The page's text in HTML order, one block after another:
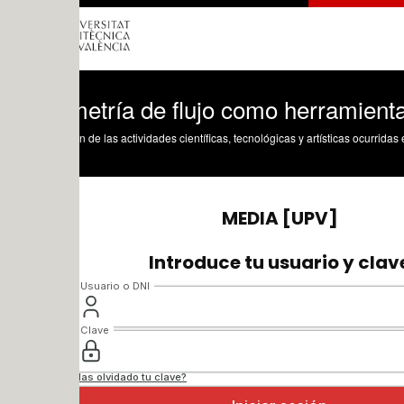
de flujo como herramienta para
de las actividades científicas, tecnológicas y artísticas ocurridas en los tres